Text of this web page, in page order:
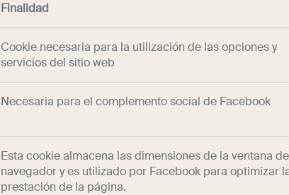
Finalidad
Cookie necesaria para la utilización de las opciones y
servicios del sitio web
Necesaria para el complemento social de Facebook
Esta cookie almacena las dimensiones de la ventana
navegador y es utilizado por Facebook para optimizar
prestación de la página.